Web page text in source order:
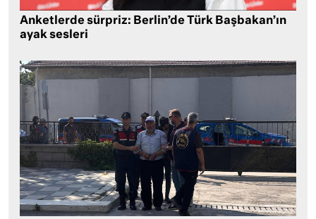
Anketlerde sürpriz: Berlin’de Türk Başbakan’ın
ayak sesleri